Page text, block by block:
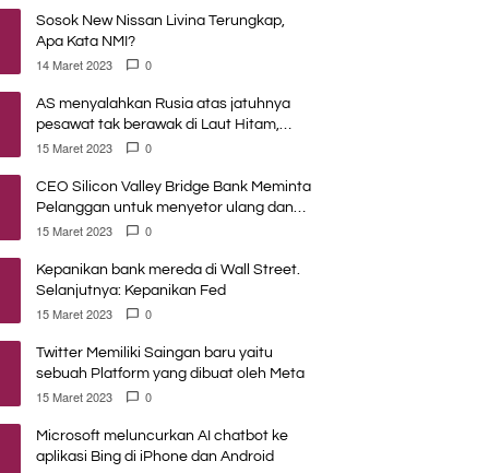
Sosok New Nissan Livina Terungkap,
Apa Kata NMI?
14 Maret 2023 0
AS menyalahkan Rusia atas jatuhnya
pesawat tak berawak di Laut Hitam,
Moskow menyangkal
15 Maret 2023 0
CEO Silicon Valley Bridge Bank Meminta
Pelanggan untuk menyetor ulang dana
Mereka
15 Maret 2023 0
Kepanikan bank mereda di Wall Street.
Selanjutnya: Kepanikan Fed
15 Maret 2023 0
Twitter Memiliki Saingan baru yaitu
sebuah Platform yang dibuat oleh Meta
15 Maret 2023 0
Microsoft meluncurkan AI chatbot ke
aplikasi Bing di iPhone dan Android